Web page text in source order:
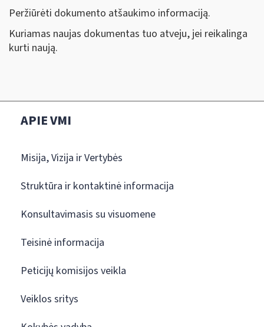
Peržiūrėti dokumento atšaukimo informaciją.
Kuriamas naujas dokumentas tuo atveju, jei reikalinga
kurti naują.
APIE VMI
Misija, Vizija ir Vertybės
Struktūra ir kontaktinė informacija
Konsultavimasis su visuomene
Teisinė informacija
Peticijų komisijos veikla
Veiklos sritys